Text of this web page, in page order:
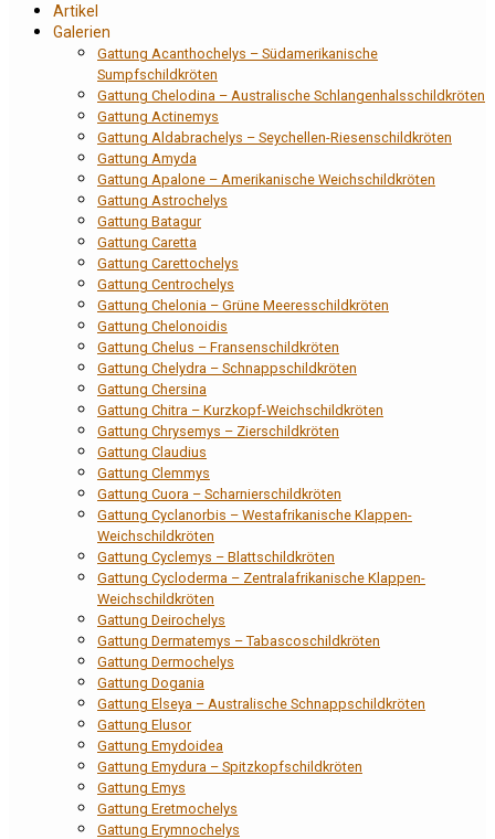
Artikel
Galerien
Gattung Acanthochelys – Südamerikanische
Sumpfschildkröten
Gattung Chelodina – Australische Schlangenhalsschildkröten
Gattung Actinemys
Gattung Aldabrachelys – Seychellen-Riesenschildkröten
Gattung Amyda
Gattung Apalone – Amerikanische Weichschildkröten
Gattung Astrochelys
Gattung Batagur
Gattung Caretta
Gattung Carettochelys
Gattung Centrochelys
Gattung Chelonia – Grüne Meeresschildkröten
Gattung Chelonoidis
Gattung Chelus – Fransenschildkröten
Gattung Chelydra – Schnappschildkröten
Gattung Chersina
Gattung Chitra – Kurzkopf-Weichschildkröten
Gattung Chrysemys – Zierschildkröten
Gattung Claudius
Gattung Clemmys
Gattung Cuora – Scharnierschildkröten
Gattung Cyclanorbis – Westafrikanische Klappen-
Weichschildkröten
Gattung Cyclemys – Blattschildkröten
Gattung Cycloderma – Zentralafrikanische Klappen-
Weichschildkröten
Gattung Deirochelys
Gattung Dermatemys – Tabascoschildkröten
Gattung Dermochelys
Gattung Dogania
Gattung Elseya – Australische Schnappschildkröten
Gattung Elusor
Gattung Emydoidea
Gattung Emydura – Spitzkopfschildkröten
Gattung Emys
Gattung Eretmochelys
Gattung Erymnochelys